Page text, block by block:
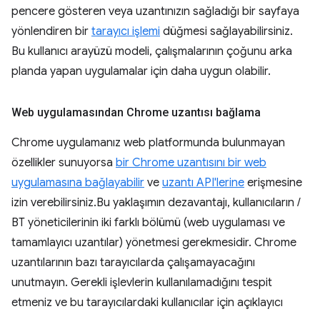
pencere gösteren veya uzantınızın sağladığı bir sayfaya
yönlendiren bir tarayıcı işlemi düğmesi sağlayabilirsiniz.
Bu kullanıcı arayüzü modeli, çalışmalarının çoğunu arka
planda yapan uygulamalar için daha uygun olabilir.
Web uygulamasından Chrome uzantısı bağlama
Chrome uygulamanız web platformunda bulunmayan
özellikler sunuyorsa bir Chrome uzantısını bir web
uygulamasına bağlayabilir ve uzantı API'lerine erişmesine
izin verebilirsiniz.Bu yaklaşımın dezavantajı, kullanıcıların /
BT yöneticilerinin iki farklı bölümü (web uygulaması ve
tamamlayıcı uzantılar) yönetmesi gerekmesidir. Chrome
uzantılarının bazı tarayıcılarda çalışamayacağını
unutmayın. Gerekli işlevlerin kullanılamadığını tespit
etmeniz ve bu tarayıcılardaki kullanıcılar için açıklayıcı